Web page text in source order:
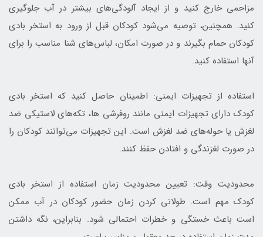
مزاحمی خارج کنید و از ایجاد آلودگی‌های بیشتر در آب جلوگیری
کنید. همچنین، توصیه می‌شود کودکان قبل از ورود به استخر بادی
کودکان حمام بگیرند و در صورت امکان، لباس‌های شنا مناسب را برای
آنها استفاده کنید.
استفاده از تجهیزات ایمنی: اطمینان حاصل کنید که استخر بادی
کودک دارای تجهیزات ایمنی مانند روفرشی ها، تکه‌های لاستیکی ضد
لغزش یا حوله‌های ضد لغزش است. این تجهیزات می‌توانند کودکان را
در صورت لغزندگی و افتادن حفظ کنند.
محدودیت وقت: تعیین محدودیت زمان استفاده از استخر بادی
کودک مهم است. طولانی کردن زمان حضور کودکان در آب ممکن
است باعث خستگی و خطرات احتمالی شود. بنابراین، نگه داشتن